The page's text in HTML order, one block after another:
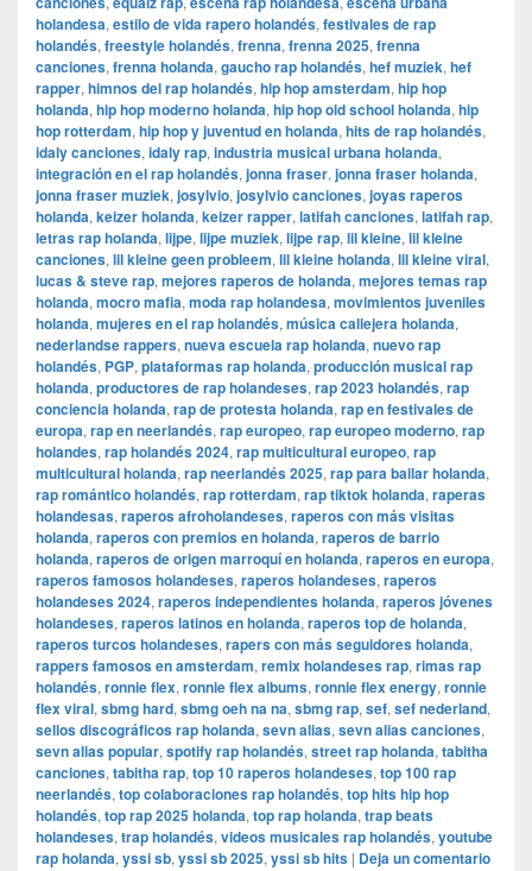
holandesa, estilo de vida rapero holandés, festivales de rap
holandés, freestyle holandés, frenna, frenna 2025, frenna
canciones, frenna holanda, gaucho rap holandés, hef muziek, hef
rapper, himnos del rap holandés, hip hop amsterdam, hip hop
holanda, hip hop moderno holanda, hip hop old school holanda, hip
hop rotterdam, hip hop y juventud en holanda, hits de rap holandés,
idaly canciones, idaly rap, industria musical urbana holanda,
integración en el rap holandés, jonna fraser, jonna fraser holanda,
jonna fraser muziek, josylvio, josylvio canciones, joyas raperos
holanda, keizer holanda, keizer rapper, latifah canciones, latifah rap,
letras rap holanda, lijpe, lijpe muziek, lijpe rap, lil kleine, lil kleine
canciones, lil kleine geen probleem, lil kleine holanda, lil kleine viral,
lucas & steve rap, mejores raperos de holanda, mejores temas rap
holanda, mocro mafia, moda rap holandesa, movimientos juveniles
holanda, mujeres en el rap holandés, música callejera holanda,
nederlandse rappers, nueva escuela rap holanda, nuevo rap
holandés, PGP, plataformas rap holanda, producción musical rap
holanda, productores de rap holandeses, rap 2023 holandés, rap
conciencia holanda, rap de protesta holanda, rap en festivales de
europa, rap en neerlandés, rap europeo, rap europeo moderno, rap
holandes, rap holandés 2024, rap multicultural europeo, rap
multicultural holanda, rap neerlandés 2025, rap para bailar holanda,
rap romántico holandés, rap rotterdam, rap tiktok holanda, raperas
holandesas, raperos afroholandeses, raperos con más visitas
holanda, raperos con premios en holanda, raperos de barrio
holanda, raperos de origen marroquí en holanda, raperos en europa,
raperos famosos holandeses, raperos holandeses, raperos
holandeses 2024, raperos independientes holanda, raperos jóvenes
holandeses, raperos latinos en holanda, raperos top de holanda,
raperos turcos holandeses, rapers con más seguidores holanda,
rappers famosos en amsterdam, remix holandeses rap, rimas rap
holandés, ronnie flex, ronnie flex albums, ronnie flex energy, ronnie
flex viral, sbmg hard, sbmg oeh na na, sbmg rap, sef, sef nederland,
sellos discográficos rap holanda, sevn alias, sevn alias canciones,
sevn alias popular, spotify rap holandés, street rap holanda, tabitha
canciones, tabitha rap, top 10 raperos holandeses, top 100 rap
neerlandés, top colaboraciones rap holandés, top hits hip hop
holandés, top rap 2025 holanda, top rap holanda, trap beats
holandeses, trap holandés, videos musicales rap holandés, youtube
rap holanda, yssi sb, yssi sb 2025, yssi sb hits | Deja un comentario